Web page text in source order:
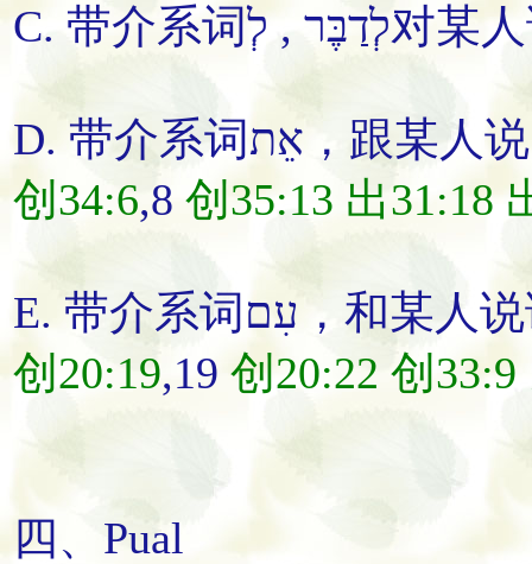
C. 带介系词לְדַבֶּר , לְ对某人
D. 带介系词אֵת，跟某人说
创34:6,8 创35:13 出31:18
E. 带介系词עִם，和某人
创20:19,19 创20:22 创33:9
四、Pual